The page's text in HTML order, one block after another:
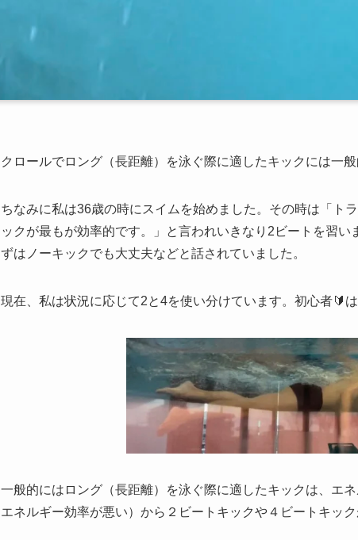
クロールでロング（長距離）を泳ぐ際に適したキックには一
ちなみに私は36歳の時にスイムを始めました。その時は「ト
ックが最もが効率的です。」と言われいきなり2ビートを習
ずはノーキックでも大丈夫などと話されていました。
現在、私は状況に応じて2と4を使い分けています。初心者🔰
一般的にはロング（長距離）を泳ぐ際に適したキックは、エ
エネルギー効率が悪い）から２ビートキックや４ビートキック